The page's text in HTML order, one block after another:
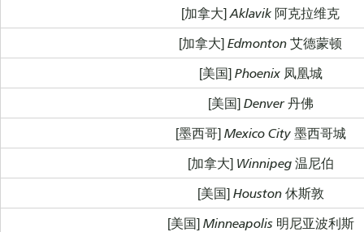
[加拿大] Aklavik 阿克拉维克
[加拿大] Edmonton 艾德蒙顿
[美国] Phoenix 凤凰城
[美国] Denver 丹佛
[墨西哥] Mexico City 墨西哥城
[加拿大] Winnipeg 温尼伯
[美国] Houston 休斯敦
[美国] Minneapolis 明尼亚波利斯